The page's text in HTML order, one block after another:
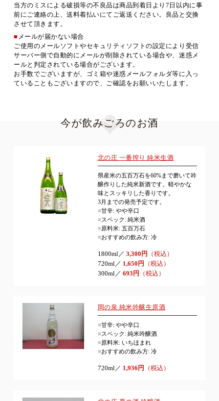
当方のミスによる破損等の不良品は商品到着日より7日以内に事
前にご連絡の上、送料着払いにてご返送ください。良品と交換
させて頂きます。
■ メールが届かない場合
ご使用のメールソフトやセキュリティソフトの設定により受信
サーバー側で自動的にメールが削除されている場合や、迷惑メ
ールと判定されている場合がございます。
お手数でございますが、ゴミ箱や迷惑メールフォルダ等に入っ
ていることもございますので、ご確認をお願いいたします。
今が飲みごろのお酒
北の庄 一番搾り 純米生酒
県産米の五百万石を60%まで磨いて吟
醸作りした純米新酒です。軽やかな
味とスッキリした香りです。
3月までの発売予定です。
■甘辛: やや辛口
■スペック: 純米酒
■原料米: 五百万石
■おすすめの飲み方: 冷
1800ml／ 3,300円 （税込）
720ml／ 1,650円 （税込）
300ml／ 693円 （税込）
岡の泉 純米吟醸生原酒
■甘辛: やや辛口
■スペック: 純米吟醸酒
■原料米: いちほまれ
■おすすめの飲み方: 冷
720ml／ 1,936円 （税込）